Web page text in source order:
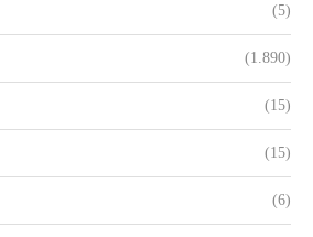
(5)
(1.890)
(15)
(15)
(6)